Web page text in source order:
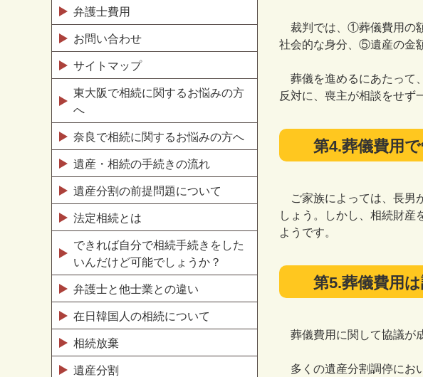
裁判では、①葬儀費用の
社会的な身分、⑤遺産の金
葬儀を進めるにあたって
反対に、喪主が相談をせず
第4.葬儀費用
ご家族によっては、長男
しょう。しかし、相続財産
ようです。
第5.葬儀費用
葬儀費用に関して協議が
多くの遺産分割調停にお
弁護士費用
お問い合わせ
サイトマップ
東大阪で相続に関するお悩みの方
へ
奈良で相続に関するお悩みの方へ
遺産・相続の手続きの流れ
遺産分割の前提問題について
法定相続とは
できれば自分で相続手続きをした
いんだけど可能でしょうか？
弁護士と他士業との違い
在日韓国人の相続について
相続放棄
遺産分割